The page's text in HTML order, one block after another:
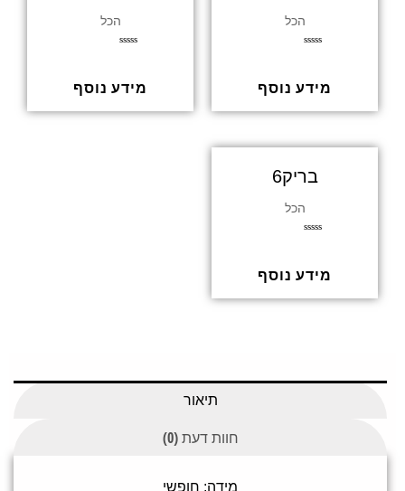
הכל
5
מידע נוסף
הכל
5
מידע נוסף
בריק6
הכל
5
מידע נוסף
תיאור
חוות דעת (0)
מידה: חופשי